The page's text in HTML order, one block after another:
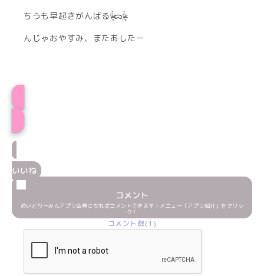
ちうも早起きがんばるᵒ̴̶̷̥́ᯅᵒ̴̶̷̣̥̀
んじゃおやすみ、またあしたー
いいね
コメント
めいどりーみんアプリ会員になればコメントできます！メニュー「アプリ紹介」をクリッ
ク！
コメント数(1)